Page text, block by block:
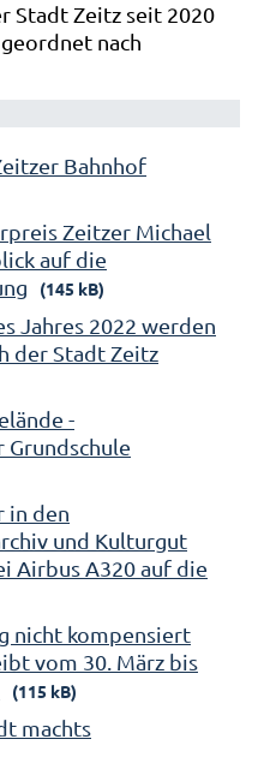
Stadt Zeitz seit 2020
nach
Bahnhof
Zeitzer Michael
auf die
(145 kB)
Jahres 2022 werden
der Stadt Zeitz
-
in den
und Kulturgut
Airbus A320 auf die
nicht kompensiert
vom 30. März bis
(115 kB)
machts